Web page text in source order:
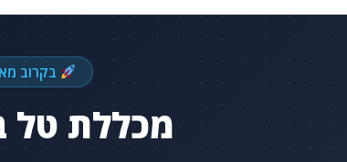
בקרוב
מכללת טל